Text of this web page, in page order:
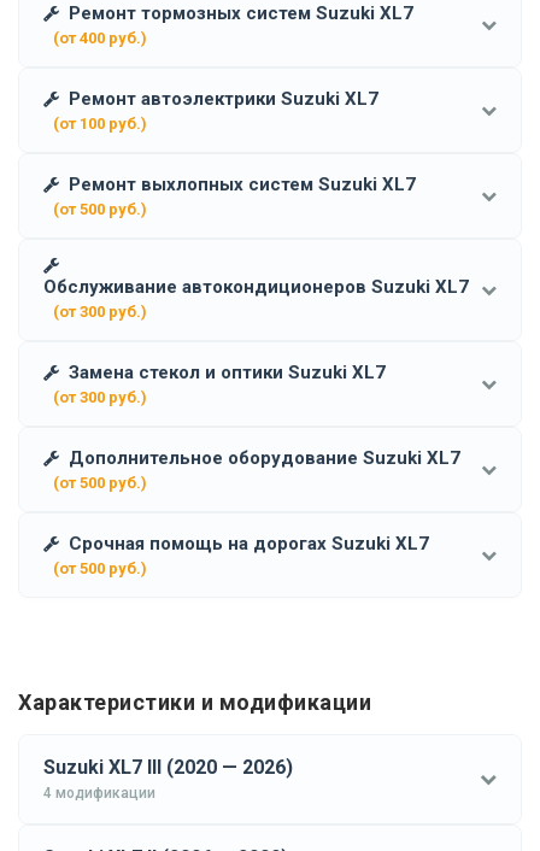
Ремонт тормозных систем Suzuki XL7
(от 400 руб.)
Ремонт автоэлектрики Suzuki XL7
(от 100 руб.)
Ремонт выхлопных систем Suzuki XL7
(от 500 руб.)
Обслуживание автокондиционеров Suzuki XL7
(от 300 руб.)
Замена стекол и оптики Suzuki XL7
(от 300 руб.)
Дополнительное оборудование Suzuki XL7
(от 500 руб.)
Срочная помощь на дорогах Suzuki XL7
(от 500 руб.)
Характеристики и модификации
Suzuki XL7 III (2020 — 2026)
4 модификации